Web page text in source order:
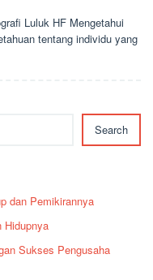
Luluk HF Mengetahui
tentang individu yang
Search
dan Pemikirannya
Hidupnya
Sukses Pengusaha